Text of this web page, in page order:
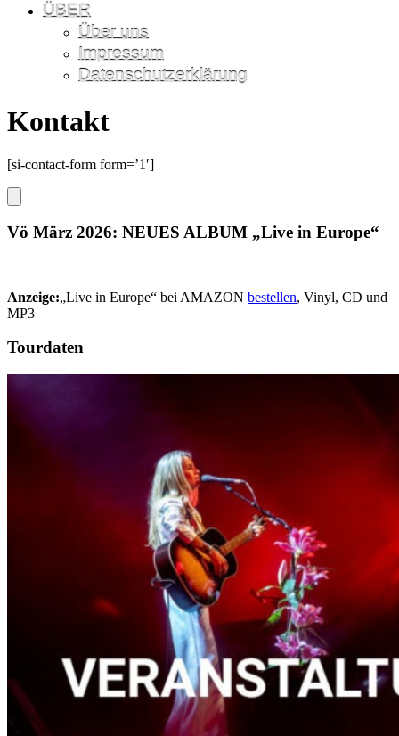
ÜBER
Über uns
Impressum
Datenschutzerklärung
Kontakt
[si-contact-form form=’1′]
Vö März 2026: NEUES ALBUM „Live in Europe“
Anzeige:„Live in Europe“ bei AMAZON bestellen, Vinyl, CD und
MP3
Tourdaten